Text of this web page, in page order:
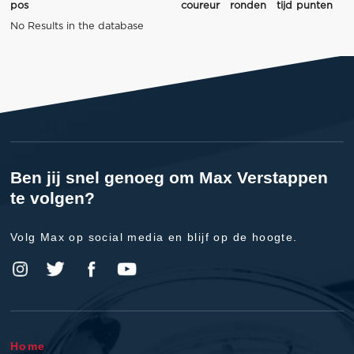
pos coureur ronden tijd
punten
No Results in the database
Ben jij snel genoeg om Max Verstappen
te volgen?
Volg Max op social media en blijf op de hoogte.
Home